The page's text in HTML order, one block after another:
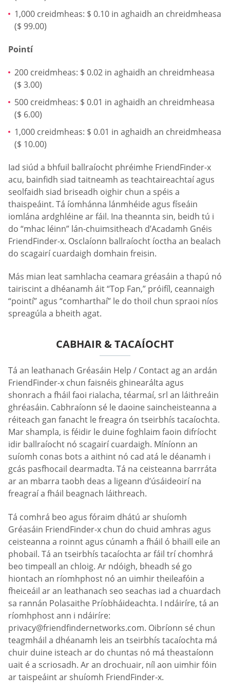
1,000 creidmheas: $ 0.10 in aghaidh an chreidmheasa
($ 99.00)
Pointí
200 creidmheas: $ 0.02 in aghaidh an chreidmheasa
($ 3.00)
500 creidmheas: $ 0.01 in aghaidh an chreidmheasa
($ 6.00)
1,000 creidmheas: $ 0.01 in aghaidh an chreidmheasa
($ 10.00)
Iad siúd a bhfuil ballraíocht phréimhe FriendFinder-x
acu, bainfidh siad taitneamh as teachtaireachtaí agus
seolfaidh siad briseadh oighir chun a spéis a
thaispeáint. Tá íomhánna lánmhéide agus físeáin
iomlána ardghléine ar fáil. Ina theannta sin, beidh tú i
do “mhac léinn” lán-chuimsitheach d’Acadamh Gnéis
FriendFinder-x. Osclaíonn ballraíocht íoctha an bealach
do scagairí cuardaigh domhain freisin.
Más mian leat samhlacha ceamara gréasáin a thapú nó
tairiscint a dhéanamh áit “Top Fan,” próifíl, ceannaigh
“pointí” agus “comharthaí” le do thoil chun spraoi níos
spreagúla a bheith agat.
CABHAIR & TACAÍOCHT
Tá an leathanach Gréasáin Help / Contact ag an ardán
FriendFinder-x chun faisnéis ghinearálta agus
shonrach a fháil faoi rialacha, téarmaí, srl an láithreáin
ghréasáin. Cabhraíonn sé le daoine saincheisteanna a
réiteach gan fanacht le freagra ón tseirbhís tacaíochta.
Mar shampla, is féidir le duine foghlaim faoin difríocht
idir ballraíocht nó scagairí cuardaigh. Míníonn an
suíomh conas bots a aithint nó cad atá le déanamh i
gcás pasfhocail dearmadta. Tá na ceisteanna barrráta
ar an mbarra taobh deas a ligeann d’úsáideoirí na
freagraí a fháil beagnach láithreach.
Tá comhrá beo agus fóraim dhátú ar shuíomh
Gréasáin FriendFinder-x chun do chuid amhras agus
ceisteanna a roinnt agus cúnamh a fháil ó bhaill eile an
phobail. Tá an tseirbhís tacaíochta ar fáil trí chomhrá
beo timpeall an chloig. Ar ndóigh, bheadh sé go
hiontach an ríomhphost nó an uimhir theileafóin a
fheiceáil ar an leathanach seo seachas iad a chuardach
sa rannán Polasaithe Príobháideachta. I ndáiríre, tá an
ríomhphost ann i ndáiríre:
privacy@friendfindernetworks.com. Oibríonn sé chun
teagmháil a dhéanamh leis an tseirbhís tacaíochta má
chuir duine isteach ar do chuntas nó má theastaíonn
uait é a scriosadh. Ar an drochuair, níl aon uimhir fóin
ar taispeáint ar shuíomh FriendFinder-x.